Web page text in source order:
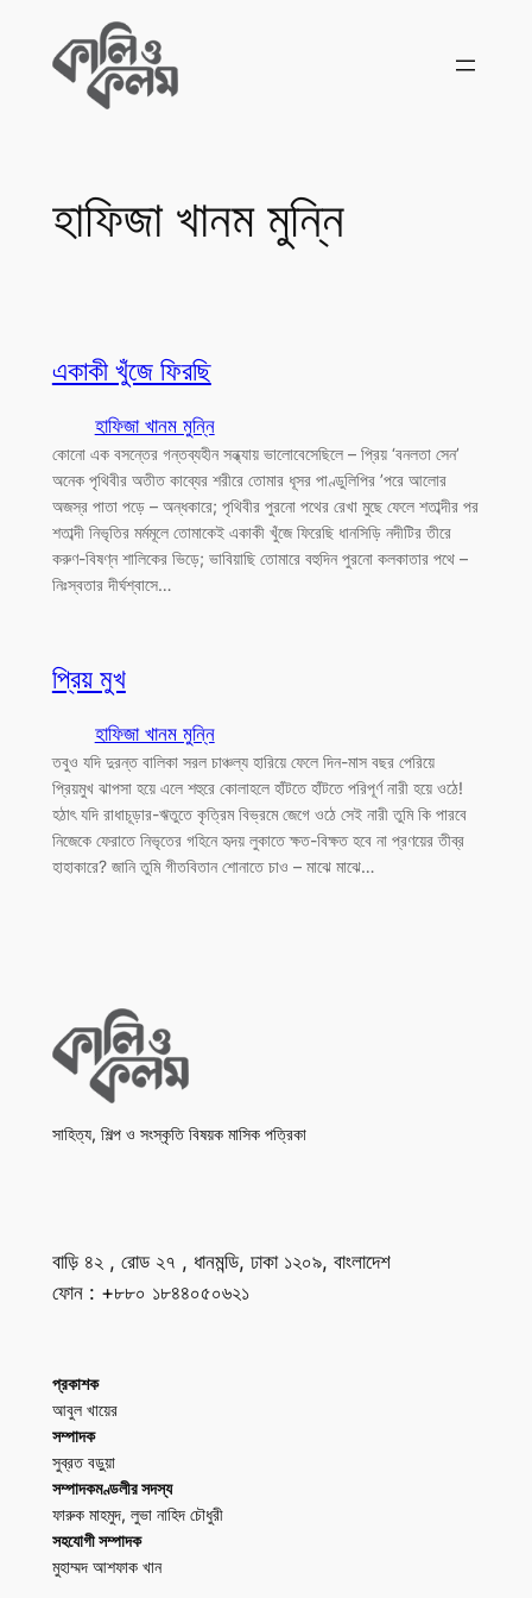
content
হাফিজা খানম মুন্নি
একাকী খুঁজে ফিরছি
হাফিজা খানম মুন্নি
কোনো এক বসন্তের‌ গন্তব্যহীন সন্ধ্যায় ভালোবেসেছিলে – প্রিয় ‘বনলতা সেন’
অনেক পৃথিবীর অতীত কাব্যের শরীরে তোমার ধূসর পাণ্ডুলিপির ’পরে আলোর
অজস্র পাতা পড়ে – অন্ধকারে; পৃথিবীর পুরনো পথের রেখা মুছে ফেলে শতাব্দীর পর
শতাব্দী নিভৃতির মর্মমূলে তোমাকেই একাকী খুঁজে ফিরেছি ধানসিড়ি নদীটির তীরে
করুণ-বিষণ্ন শালিকের ভিড়ে; ভাবিয়াছি তোমারে বহুদিন পুরনো কলকাতার পথে –
নিঃস্বতার দীর্ঘশ্বাসে…
প্রিয় মুখ
হাফিজা খানম মুন্নি
তবুও যদি দুরন্ত বালিকা সরল চাঞ্চল্য হারিয়ে ফেলে দিন-মাস বছর পেরিয়ে
প্রিয়মুখ ঝাপসা হয়ে এলে শহুরে কোলাহলে হাঁটতে হাঁটতে পরিপূর্ণ নারী হয়ে ওঠে!
হঠাৎ যদি রাধাচূড়ার-ঋতুতে কৃত্রিম বিভ্রমে জেগে ওঠে সেই নারী তুমি কি পারবে
নিজেকে ফেরাতে নিভৃতের গহিনে হৃদয় লুকাতে ক্ষত-বিক্ষত হবে না প্রণয়ের তীব্র
হাহাকারে? জানি তুমি গীতবিতান শোনাতে চাও – মাঝে মাঝে…
সাহিত্য, শিল্প ও সংস্কৃতি বিষয়ক মাসিক পত্রিকা
বাড়ি ৪২ , রোড ২৭ , ধানমন্ডি, ঢাকা ১২০৯, বাংলাদেশ
ফোন : +৮৮০ ১৮৪৪০৫০৬২১
প্রকাশক
আবুল খায়ের
সম্পাদক
সুব্রত বড়ুয়া
সম্পাদকমণ্ডলীর সদস্য
ফারুক মাহমুদ, লুভা নাহিদ চৌধুরী
সহযোগী সম্পাদক
মুহাম্মদ আশফাক খান